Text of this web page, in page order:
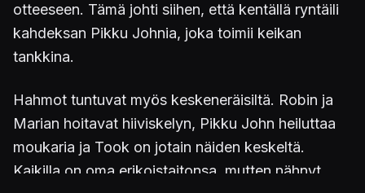
otteeseen. Tämä johti siihen, että kentällä ryntäili
kahdeksan Pikku Johnia, joka toimii keikan
tankkina.
Hahmot tuntuvat myös keskeneräisiltä. Robin ja
Marian hoitavat hiiviskelyn, Pikku John heiluttaa
moukaria ja Took on jotain näiden keskeltä.
Kaikilla on oma erikoistaitonsa, mutten nähnyt